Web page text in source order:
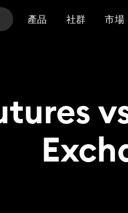
產品 社群 市場